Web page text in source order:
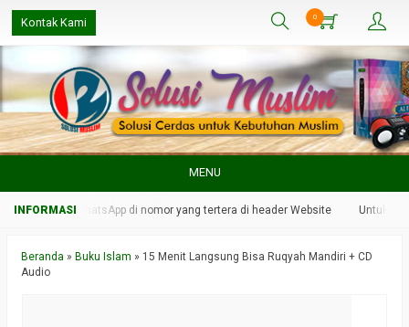
Kontak Kami 0
MENU
melalui WhatsApp di nomor yang tertera di header Website Untuk
Beranda » Buku Islam » 15 Menit Langsung Bisa Ruqyah Mandiri + CD
Audio